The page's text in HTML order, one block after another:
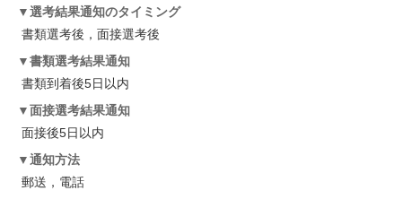
選考結果通知のタイミング
書類選考後，面接選考後
書類選考結果通知
書類到着後5日以内
面接選考結果通知
面接後5日以内
通知方法
郵送，電話